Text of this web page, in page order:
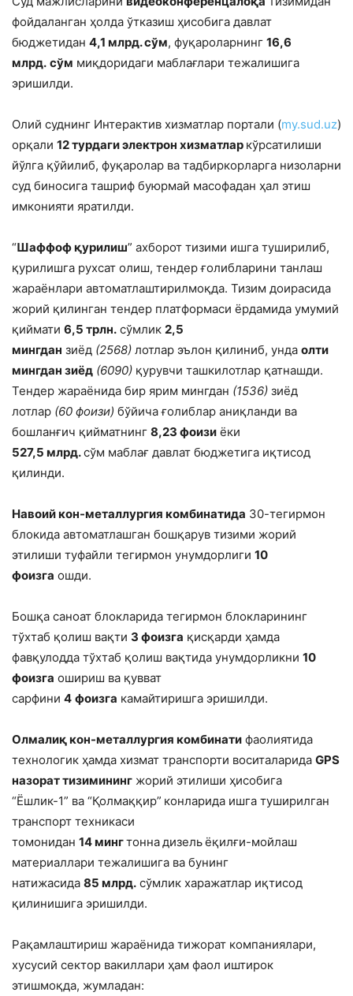
фойдаланган ҳолда ўтказиш ҳисобига давлат
бюджетидан 4,1 млрд. сўм, фуқароларнинг 16,6
млрд. сўм миқдоридаги маблағлари тежалишига
эришилди.
Олий суднинг Интерактив хизматлар портали (my.sud.uz)
орқали 12 турдаги электрон хизматлар кўрсатилиши
йўлга қўйилиб, фуқаролар ва тадбиркорларга низоларни
суд биносига ташриф буюрмай масофадан ҳал этиш
имконияти яратилди.
“Шаффоф қурилиш” ахборот тизими ишга туширилиб,
қурилишга рухсат олиш, тендер ғолибларини танлаш
жараёнлари автоматлаштирилмоқда. Тизим доирасида
жорий қилинган тендер платформаси ёрдамида умумий
қиймати 6,5 трлн. сўмлик 2,5
мингдан зиёд (2568) лотлар эълон қилиниб, унда олти
мингдан зиёд (6090) қурувчи ташкилотлар қатнашди.
Тендер жараёнида бир ярим мингдан (1536) зиёд
лотлар (60 фоизи) бўйича ғолиблар аниқланди ва
бошланғич қийматнинг 8,23 фоизи ёки
527,5 млрд.сўм маблағ давлат бюджетига иқтисод
қилинди.
Навоий кон-металлургия комбинатида 30-тегирмон
блокида автоматлашган бошқарув тизими жорий
этилиши туфайли тегирмон унумдорлиги 10
фоизга ошди.
Бошқа саноат блокларида тегирмон блокларининг
тўхтаб қолиш вақти 3 фоизга қисқарди ҳамда
фавқулодда тўхтаб қолиш вақтида унумдорликни 10
фоизга ошириш ва қувват
сарфини 4 фоизга камайтиришга эришилди.
Олмалиқ кон-металлургия комбинати фаолиятида
технологик ҳамда хизмат транспорти воситаларида GPS
назорат тизимининг жорий этилиши ҳисобига
“Ёшлик-1” ва “Қолмаққир” конларида ишга туширилган
транспорт техникаси
томонидан 14 мингтоннадизельёқилғи-мойлаш
материаллари тежалишига ва бунинг
натижасида 85 млрд. сўмлик харажатлар иқтисод
қилинишига эришилди.
Рақамлаштириш жараёнида тижорат компаниялари,
хусусий сектор вакиллари ҳам фаол иштирок
этишмоқда, жумладан: